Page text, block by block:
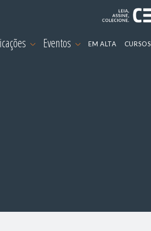
Eventos EM ALTA CURSOS